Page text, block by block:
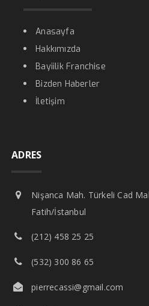
Anasayfa
Hakkımızda
Bayiilik Franchise
Bizden Haberler
İletişim
ADRES
Nişanca Mah. Türkeli Cad
Fatih/İstanbul
(212) 458 25 25
(532) 300 86 65
pierrecassi@gmail.com